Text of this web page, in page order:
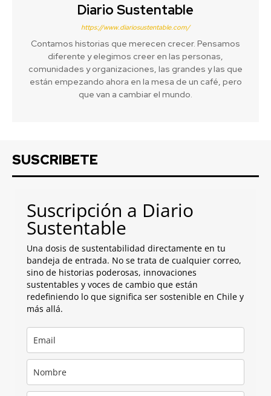
Diario Sustentable
https://www.diariosustentable.com/
Contamos historias que merecen crecer. Pensamos
diferente y elegimos creer en las personas,
comunidades y organizaciones, las grandes y las que
están empezando ahora en la mesa de un café, pero
que van a cambiar el mundo.
SUSCRIBETE
Suscripción a Diario
Sustentable
Una dosis de sustentabilidad directamente en tu
bandeja de entrada. No se trata de cualquier correo,
sino de historias poderosas, innovaciones
sustentables y voces de cambio que están
redefiniendo lo que significa ser sostenible en Chile y
más allá.